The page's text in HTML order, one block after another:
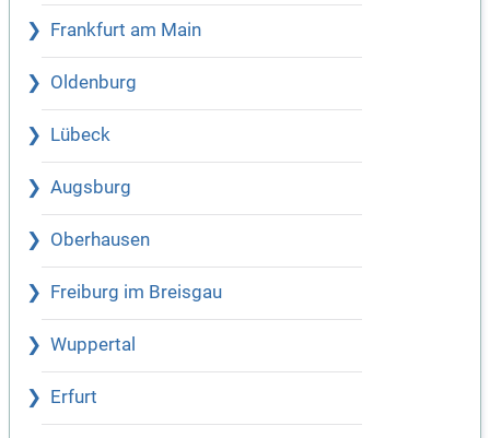
Frankfurt am Main
Oldenburg
Lübeck
Augsburg
Oberhausen
Freiburg im Breisgau
Wuppertal
Erfurt